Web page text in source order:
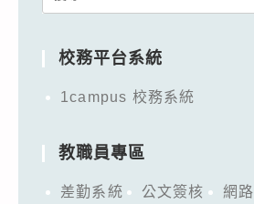
校務平台系統
1campus 校務系統
教職員專區
差勤系統 公文簽核
網